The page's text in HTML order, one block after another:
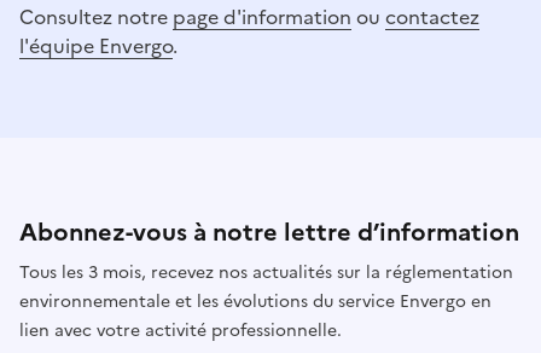
Consultez notre page d'information ou contactez
l'équipe Envergo.
Abonnez-vous à notre lettre d’information
Tous les 3 mois, recevez nos actualités sur la réglementation
environnementale et les évolutions du service Envergo en
lien avec votre activité professionnelle.